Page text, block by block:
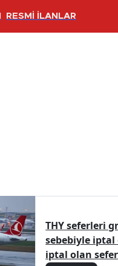
RESMİ İLANLAR
THY seferleri
sebebiyle
iptal olan